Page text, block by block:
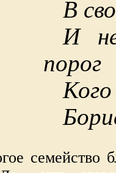
В
И
порог
семейство